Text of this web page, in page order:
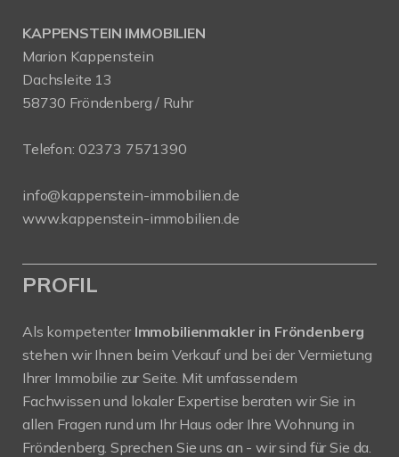
KAPPENSTEIN IMMOBILIEN
Marion Kappenstein
Dachsleite 13
58730 Fröndenberg / Ruhr
Telefon: 02373 7571390
info@kappenstein-immobilien.de
www.kappenstein-immobilien.de
PROFIL
Als kompetenter Immobilienmakler in Fröndenberg
stehen wir Ihnen beim Verkauf und bei der Vermietung
Ihrer Immobilie zur Seite. Mit umfassendem
Fachwissen und lokaler Expertise beraten wir Sie in
allen Fragen rund um Ihr Haus oder Ihre Wohnung in
Fröndenberg. Sprechen Sie uns an - wir sind für Sie da.